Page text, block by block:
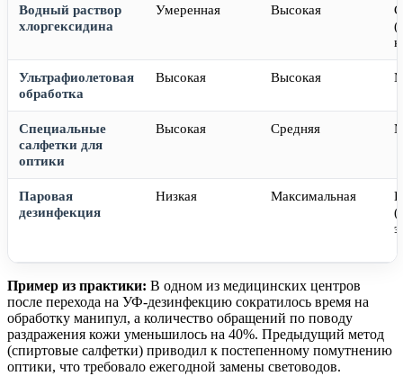
Водный раствор
хлоргексидина
Умеренная Высокая
Ультрафиолетовая
обработка
Высокая Высокая
Специальные
салфетки для
оптики
Высокая Средняя
Паровая
дезинфекция
Низкая Максимальная
Пример из практики: В одном из медицинских центров
после перехода на УФ-дезинфекцию сократилось время на
обработку манипул, а количество обращений по поводу
раздражения кожи уменьшилось на 40%. Предыдущий метод
(спиртовые салфетки) приводил к постепенному помутнению
оптики, что требовало ежегодной замены световодов.